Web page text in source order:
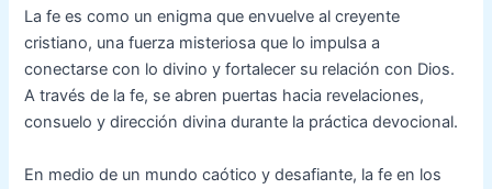
La fe es como un enigma que envuelve al creyente
cristiano, una fuerza misteriosa que lo impulsa a
conectarse con lo divino y fortalecer su relación con Dios.
A través de la fe, se abren puertas hacia revelaciones,
consuelo y dirección divina durante la práctica devocional.
En medio de un mundo caótico y desafiante, la fe en los